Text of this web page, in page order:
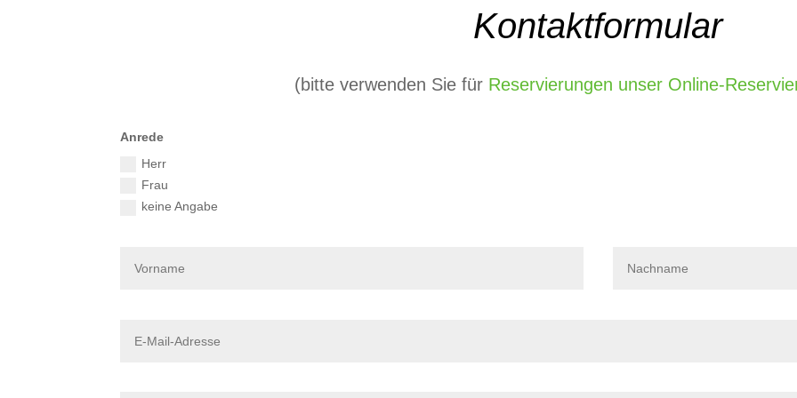
Kontaktformular
(bitte verwenden Sie für Reservierungen unser Online-
Anrede
Herr
Frau
keine Angabe